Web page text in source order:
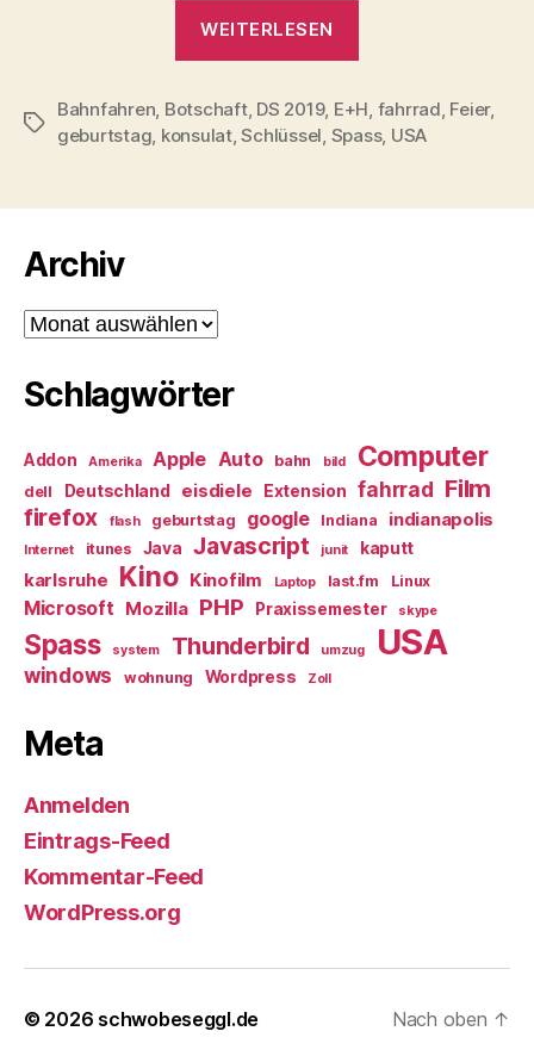
WEITERLESEN
Schlagwörter
Bahnfahren Botschaft, DS 2019, E+H fahrrad Feier,
geburtstag konsulat,Schlüssel Spass, USA
Archiv
Archiv
Schlagwörter
Addon Amerika Apple Auto bahn bild Computer
dell Deutschland eisdiele Extension fahrrad Film
firefox flash geburtstag google Indiana indianapolis
Internet itunes Java Javascript junit kaputt
karlsruhe Kino Kinofilm Laptop last.fm Linux
Microsoft Mozilla PHP Praxissemester skype
Spass system Thunderbird umzug USA
windows wohnung Wordpress Zoll
Meta
Anmelden
Eintrags-Feed
Kommentar-Feed
WordPress.org
© 2026 schwobeseggl.de Nach oben ↑